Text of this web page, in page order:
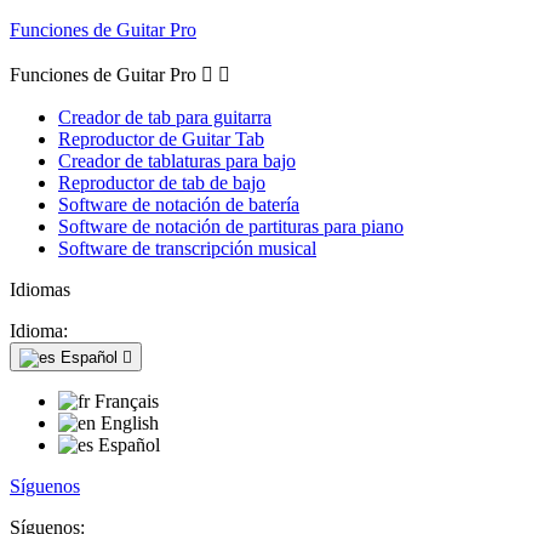
Funciones de Guitar Pro
Funciones de Guitar Pro  
Creador de tab para guitarra
Reproductor de Guitar Tab
Creador de tablaturas para bajo
Reproductor de tab de bajo
Software de notación de batería
Software de notación de partituras para piano
Software de transcripción musical
Idiomas
Idioma:
Español 
Français
English
Español
Síguenos
Síguenos: